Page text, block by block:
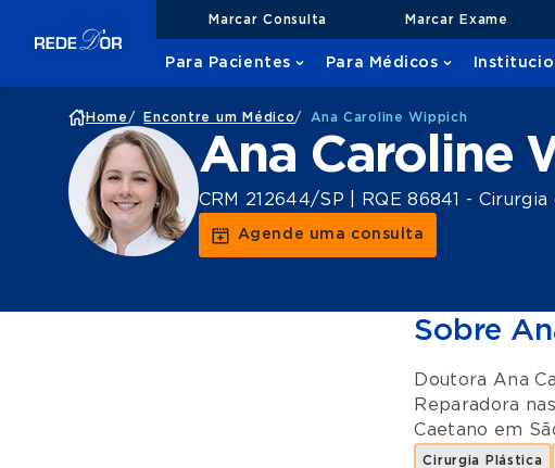
Marcar Consulta Marcar Exame
Para Pacientes Para Médicos
Home / Encontre um Médico/ Ana Caroline Wippich
Ana Caroline
CRM 212644/SP | RQE 86841 -
Agende uma consulta
Sobre
Doutora Ana
Reparadora
Caetano em
Cirurgia Plástica